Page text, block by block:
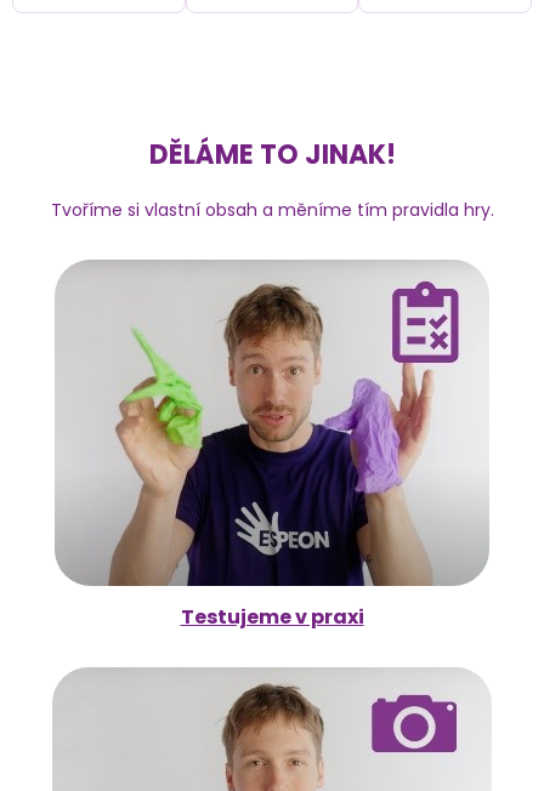
DĚLÁME TO JINAK!
Tvoříme si vlastní obsah a měníme tím pravidla hry.
Testujeme v praxi